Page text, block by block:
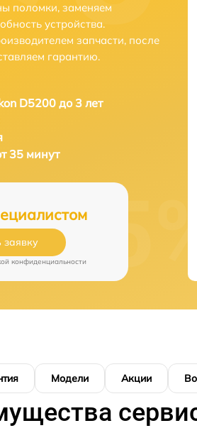
поломки, заменяем
устройства.
запчасти, после
гарантию.
D5200 до 3 лет
35 минут
заявку
конфиденциальности
Модели Акции